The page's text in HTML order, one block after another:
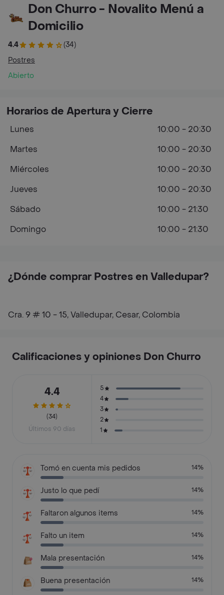
Don Churro - Novalito Menú a
Domicilio
4.4
(34)
Postres
Abierto
¿Dónde comprar Postres en Valledupar?
Cra. 9 # 10 - 15, Valledupar, Cesar, Colombia
Horarios de Apertura y Cierre
Lunes
10:00 - 20:30
Martes
10:00 - 20:30
Miércoles
10:00 - 20:30
Jueves
10:00 - 20:30
Sábado
10:00 - 21:30
Domingo
10:00 - 21:30
Calificaciones y opiniones Don Churro
4.4
(34)
Últimos 90 días
5
4
3
2
1
Tomó en cuenta mis pedidos 14%
Justo lo que pedí 14%
Faltaron algunos items 14%
Falto un item 14%
Mala presentación 14%
Buena presentación 14%